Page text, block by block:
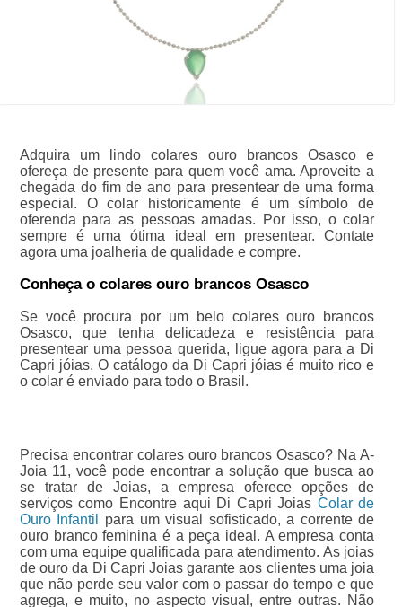
Adquira um lindo colares ouro brancos Osasco e
ofereça de presente para quem você ama. Aproveite a
chegada do fim de ano para presentear de uma forma
especial. O colar historicamente é um símbolo de
oferenda para as pessoas amadas. Por isso, o colar
sempre é uma ótima ideal em presentear. Contate
agora uma joalheria de qualidade e compre.
Conheça o colares ouro brancos Osasco
Se você procura por um belo colares ouro brancos
Osasco, que tenha delicadeza e resistência para
presentear uma pessoa querida, ligue agora para a Di
Capri jóias. O catálogo da Di Capri jóias é muito rico e
o colar é enviado para todo o Brasil.
Precisa encontrar colares ouro brancos Osasco? Na A-
Joia 11, você pode encontrar a solução que busca ao
se tratar de Joias, a empresa oferece opções de
serviços como Encontre aqui Di Capri Joias Colar de
Ouro Infantil
para um visual sofisticado, a corrente de
ouro branco feminina é a peça ideal. A empresa conta
com uma equipe qualificada para atendimento. As joias
de ouro da Di Capri Joias garante aos clientes uma joia
que não perde seu valor com o passar do tempo e que
agrega, e muito, no aspecto visual, entre outras. Não